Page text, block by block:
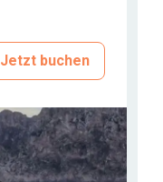
Jetzt buchen